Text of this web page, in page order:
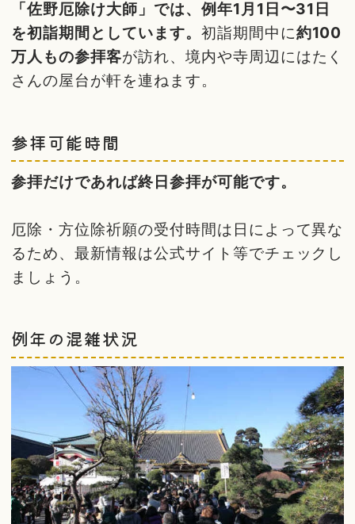
「佐野厄除け大師」では、例年1月1日〜31日
を初詣期間としています。 初詣期間中に約100
万人もの参拝客が訪れ、境内や寺周辺にはたく
さんの屋台が軒を連ねます。
参拝可能時間
参拝だけであれば終日参拝が可能です。
厄除・方位除祈願の受付時間は日によって異な
るため、最新情報は公式サイト等でチェックし
ましょう。
例年の混雑状況